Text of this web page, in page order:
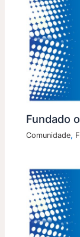
Fundado
Comunidade,